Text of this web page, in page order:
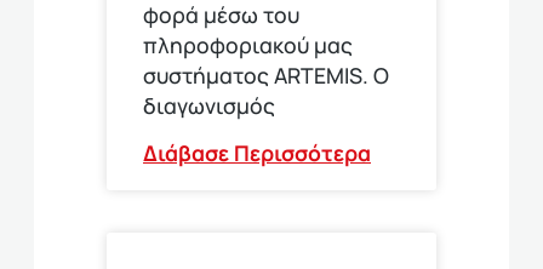
φορά μέσω του
πληροφοριακού μας
συστήματος ARTEMIS. Ο
διαγωνισμός
Διάβασε Περισσότερα